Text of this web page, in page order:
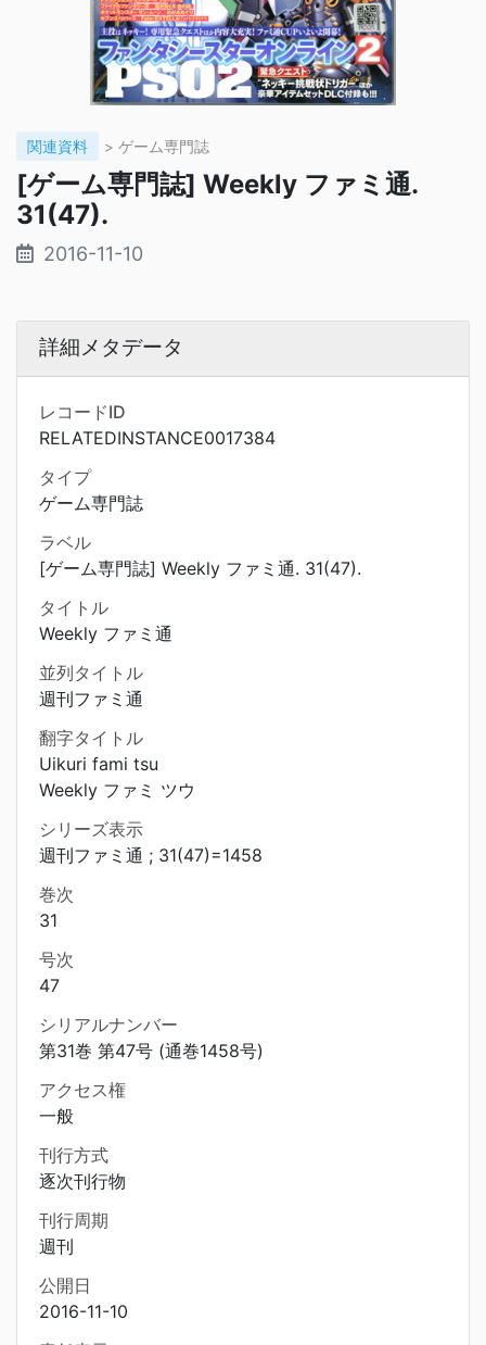
関連資料 > ゲーム専門誌
[ゲーム専門誌] Weekly ファミ通.
31(47).
2016-11-10
詳細メタデータ
レコードID
RELATEDINSTANCE0017384
タイプ
ゲーム専門誌
ラベル
[ゲーム専門誌] Weekly ファミ通. 31(47).
タイトル
Weekly ファミ通
並列タイトル
週刊ファミ通
翻字タイトル
Uikuri fami tsu
Weekly ファミ ツウ
シリーズ表示
週刊ファミ通 ; 31(47)=1458
巻次
31
号次
47
シリアルナンバー
第31巻 第47号 (通巻1458号)
アクセス権
一般
刊行方式
逐次刊行物
刊行周期
週刊
公開日
2016-11-10